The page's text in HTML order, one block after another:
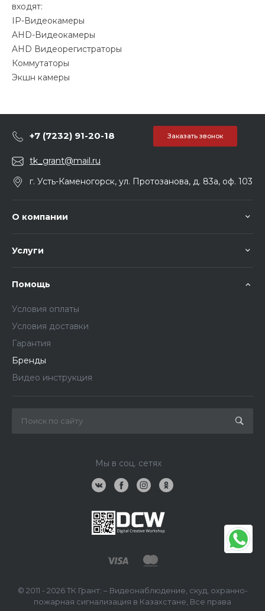
входят:
IP-Видеокамеры
AHD-Видеокамеры
AHD Видеорегистраторы
Коммутаторы
Экшн камеры
+7 (7232) 91-20-18 Заказать звонок
tk_grant@mail.ru
г. Усть-Каменогорск, ул. Протозанова, д. 83а, оф. 103
О компании
Услуги
Помощь
Условия оплаты
Условия доставки
Гарантия
Бренды
Видео инструкция
Мы в соц. сетях
© 2011 - 2026 ТК Грант: – Видеонаблюдение, скуд, охранно-
пожарная сигнализация в Казахстане, Все права